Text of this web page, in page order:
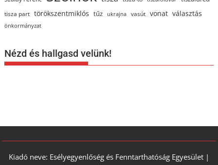
tisza part törökszentmiklós tűz ukrajna vasút vonat választás
önkormányzat
Nézd és hallgasd velünk!
Kiadó neve: Esélyegyenlőség és Fenntarthatóság Egyesület |